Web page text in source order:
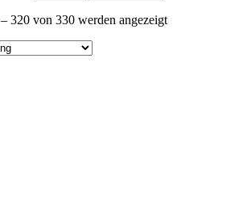
320 von 330 werden angezeigt